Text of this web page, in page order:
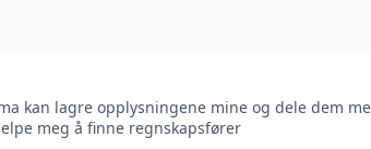
kan lagre opplysningene mine og dele dem
meg å finne regnskapsfører